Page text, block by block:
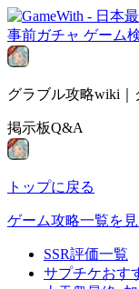
事前ガチャ ゲーム
グラブル攻略wiki｜
掲示板Q&A
トップに戻る
ゲーム攻略一覧を見
SSR評価一覧
サプチケおす